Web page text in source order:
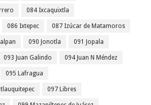
084 Ixcaquixtla
086 Ixtepec 087 Izúcar de Matamoros
090 Jonotla 091 Jopala
093 Juan Galindo 094 Juan N Méndez
095 Lafragua
097 Libres